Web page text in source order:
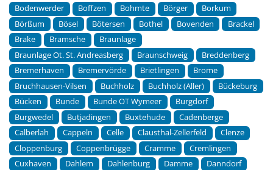
Bodenwerder
Boffzen Bohmte Börger
Borkum
Börßum
Bösel Bötersen Bothel Bovenden
Brackel
Brake
Bramsche
Braunlage
Braunlage Ot. St. Andreasberg
Braunschweig
Breddenberg
Bremerhaven
Bremervörde Brietlingen
Brome
Bruchhausen-Vilsen
Buchholz Buchholz (Aller)
Bückeburg
Bücken
Bunde Bunde OT Wymeer
Burgdorf
Burgwedel
Butjadingen Buxtehude
Cadenberge
Calberlah
Cappeln Celle Clausthal-Zellerfeld
Clenze
Cloppenburg
Coppenbrügge Cramme
Cremlingen
Cuxhaven
Dahlem Dahlenburg Damme
Danndorf